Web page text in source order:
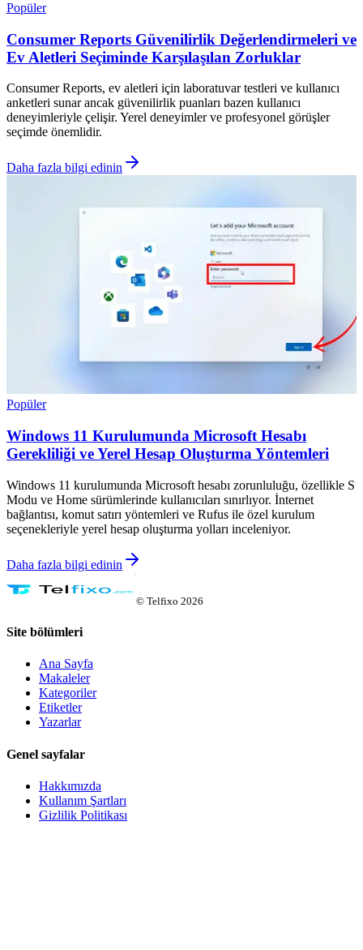
Popüler
Consumer Reports Güvenilirlik Değerlendirmeleri ve
Ev Aletleri Seçiminde Karşılaşılan Zorluklar
Consumer Reports, ev aletleri için laboratuvar testleri ve kullanıcı
anketleri sunar ancak güvenilirlik puanları bazen kullanıcı
deneyimleriyle çelişir. Yerel deneyimler ve profesyonel görüşler
seçimde önemlidir.
Daha fazla bilgi edinin
Popüler
Windows 11 Kurulumunda Microsoft Hesabı
Gerekliliği ve Yerel Hesap Oluşturma Yöntemleri
Windows 11 kurulumunda Microsoft hesabı zorunluluğu, özellikle S
Modu ve Home sürümlerinde kullanıcıları sınırlıyor. İnternet
bağlantısı, komut satırı yöntemleri ve Rufus ile özel kurulum
seçenekleriyle yerel hesap oluşturma yolları inceleniyor.
Daha fazla bilgi edinin
© Telfixo 2026
Site bölümleri
Ana Sayfa
Makaleler
Kategoriler
Etiketler
Yazarlar
Genel sayfalar
Hakkımızda
Kullanım Şartları
Gizlilik Politikası